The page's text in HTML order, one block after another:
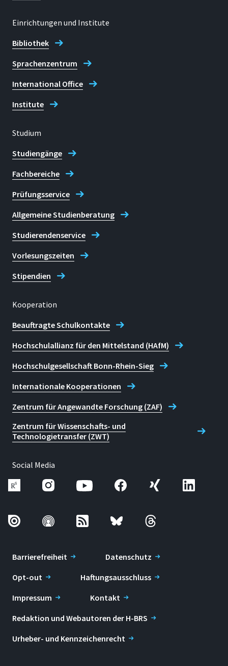
+49 2241 865 9943
Lea Bockem
Einrichtungen und Institute
Bibliothek
Sprachenzentrum
International Office
Institute
Studium
Studiengänge
Fachbereiche
Prüfungsservice
Allgemeine Studienberatung
Studierendenservice
Vorlesungszeiten
Stipendien
Kooperation
Beauftragte Schulkontakte
Hochschulallianz für den Mittelstand (HAfM)
Hochschulgesellschaft Bonn-Rhein-Sieg
Internationale Kooperationen
Zentrum für Angewandte Forschung (ZAF)
Zentrum für Wissenschafts- und
Technologietransfer (ZWT)
Social Media
Barrierefreiheit
Datenschutz
Opt-out
Haftungsausschluss
Impressum
Kontakt
Redaktion und Webautoren der H-BRS
Urheber- und Kennzeichenrecht